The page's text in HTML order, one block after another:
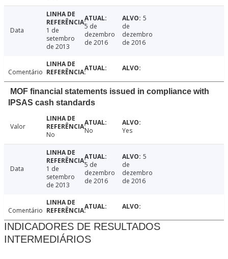
Data
1 de
setembro
de 2013
5 de
dezembro
de 2016
5
de
dezembro
de 2016
Comentário
MOF financial statements issued in compliance with
IPSAS cash standards
Valor
No
No Yes
Data
1 de
setembro
de 2013
5 de
dezembro
de 2016
5
de
dezembro
de 2016
Comentário
INDICADORES DE RESULTADOS
INTERMEDIÁRIOS